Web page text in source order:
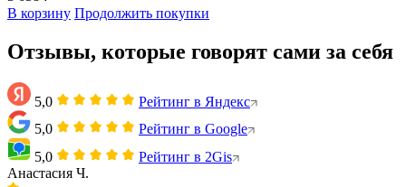
В корзину Продолжить покупки
Отзывы, которые говорят сами за себя
5,0
Рейтинг в Яндекс
5,0
Рейтинг в Google
5,0
Рейтинг в 2Gis
Анастасия Ч.